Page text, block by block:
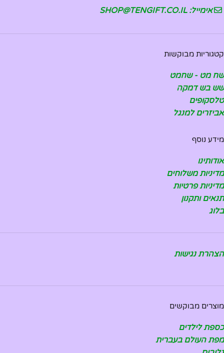
אימייל: SHOP@TENGIFT.CO.IL
קטגוריות מבוקשות
שח מט - שחמט
שש בש דמקה
טלסקופים
אביזרים למנגל
מידע נוסף
אודותינו
מדיניות משלוחים
מדיניות פרטיות
תנאים ותקנון
בלוג
הצהרת נגישות
מוצרים מבוקשים
כספת לילדים
מפת העולם בעברית